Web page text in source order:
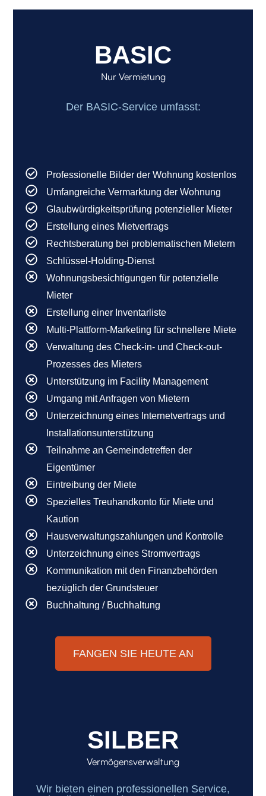
BASIC
Nur Vermietung
Der BASIC-Service umfasst:
Professionelle Bilder der Wohnung kostenlos
Umfangreiche Vermarktung der Wohnung
Glaubwürdigkeitsprüfung potenzieller Mieter
Erstellung eines Mietvertrags
Rechtsberatung bei problematischen Mietern
Schlüssel-Holding-Dienst
Wohnungsbesichtigungen für potenzielle
Mieter
Erstellung einer Inventarliste
Multi-Plattform-Marketing für schnellere Miete
Verwaltung des Check-in- und Check-out-
Prozesses des Mieters
Unterstützung im Facility Management
Umgang mit Anfragen von Mietern
Unterzeichnung eines Internetvertrags und
Installationsunterstützung
Teilnahme an Gemeindetreffen der
Eigentümer
Eintreibung der Miete
Spezielles Treuhandkonto für Miete und
Kaution
Hausverwaltungszahlungen und Kontrolle
Unterzeichnung eines Stromvertrags
Kommunikation mit den Finanzbehörden
bezüglich der Grundsteuer
Buchhaltung / Buchhaltung
FANGEN SIE HEUTE AN
SILBER
Vermögensverwaltung
Wir bieten einen professionellen Service,